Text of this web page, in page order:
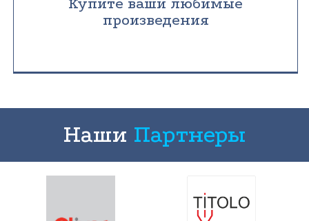
Купите ваши любимые
произведения
Наши Партнеры